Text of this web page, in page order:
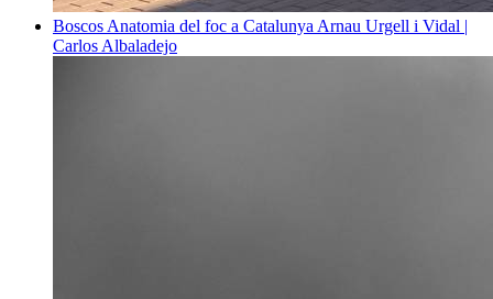
Boscos Anatomia del foc a Catalunya Arnau Urgell i Vidal |
Carlos Albaladejo